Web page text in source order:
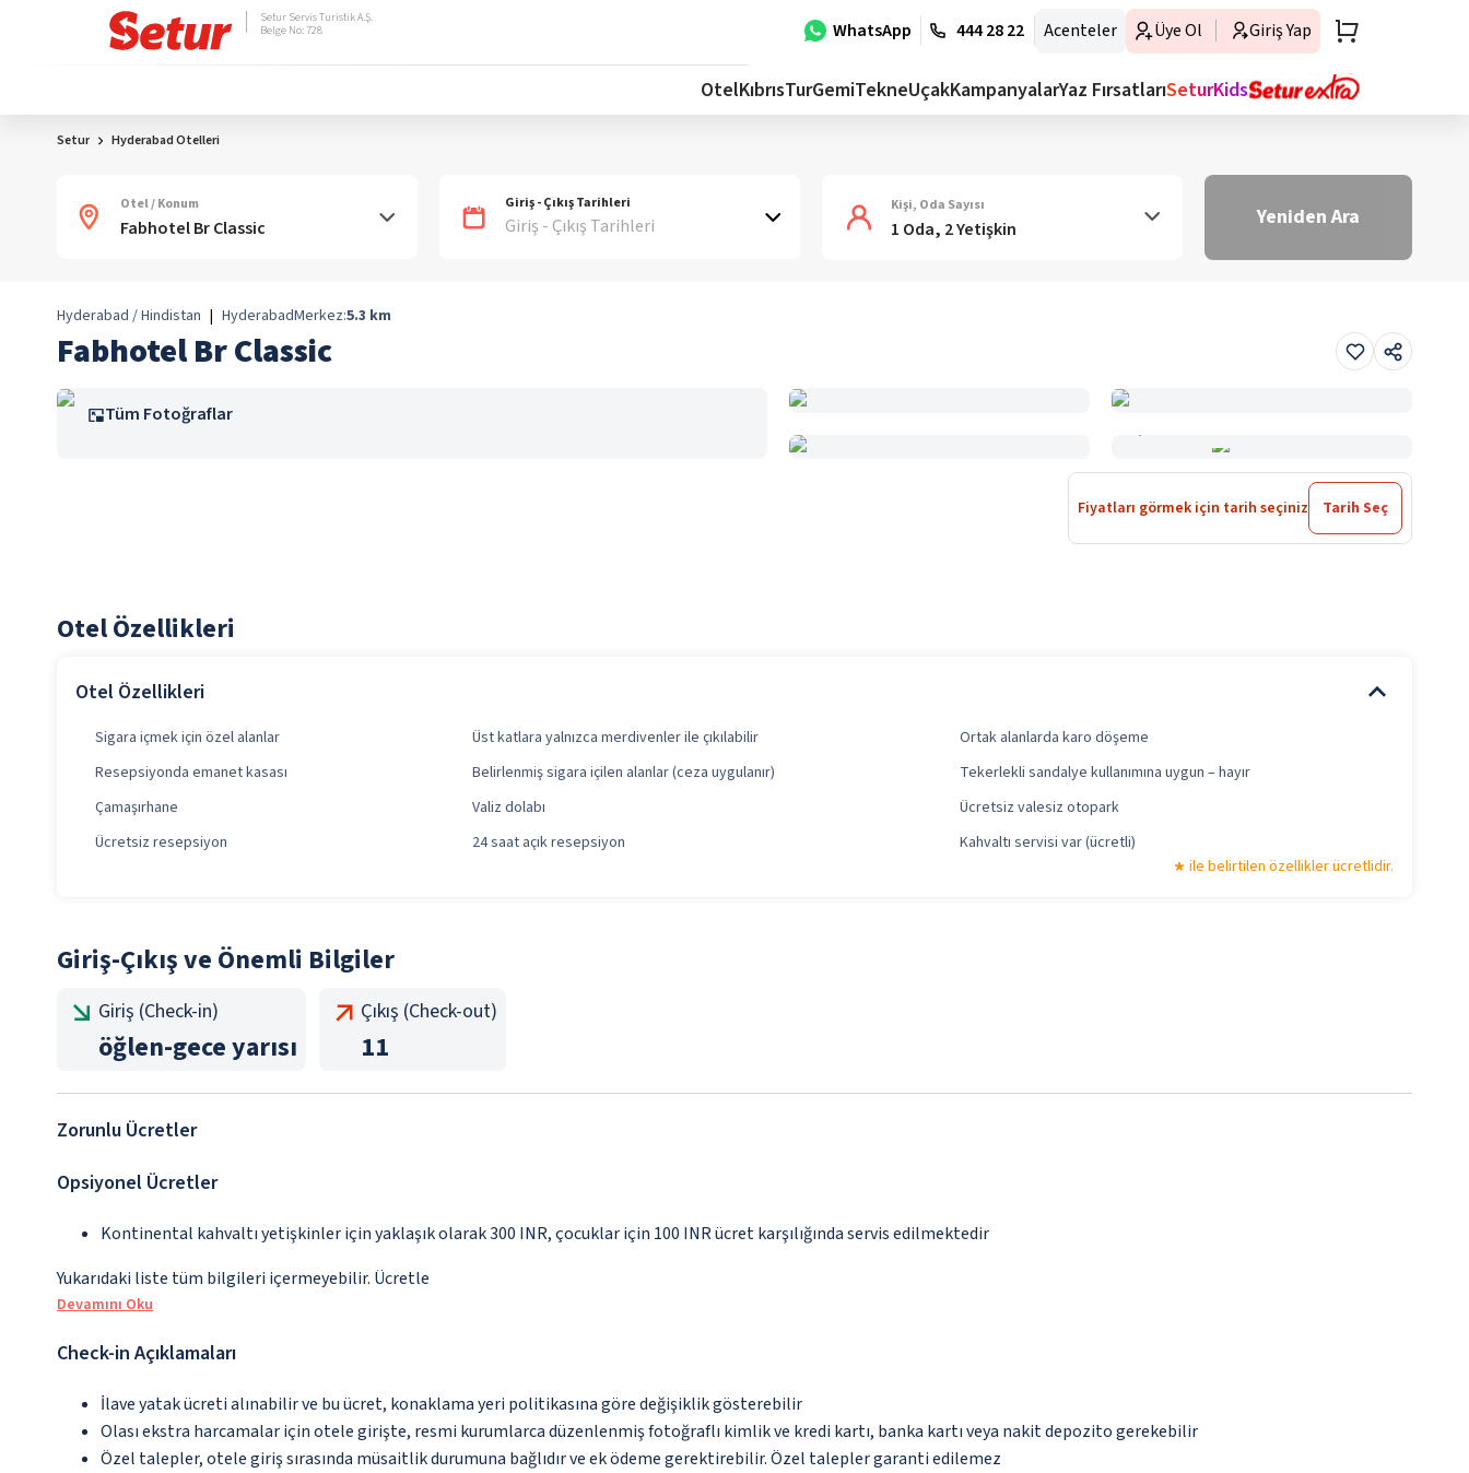
WhatsApp 444 28 22 Acenteler Üye Ol Giriş Yap
Setur Servis Turistik A.Ş.
Belge No: 728
OtelKıbrısTurGemiTekneUçakKampanyalarYaz FırsatlarıSeturKids
Setur Hyderabad Otelleri
Otel / Konum Giriş - Çıkış Tarihleri
Giriş - Çıkış Tarihleri
Kişi, Oda Sayısı
1 Oda, 2 Yetişkin Yeniden Ara
Hyderabad / Hindistan | HyderabadMerkez:5.3 km
Fabhotel Br Classic
Tüm Fotoğraflar
Fiyatları görmek için tarih seçiniz Tarih Seç
Otel Özellikleri
Otel Özellikleri
Sigara içmek için özel alanlar Üst katlara yalnızca merdivenler ile çıkılabilir
Ortak alanlarda karo döşeme
Resepsiyonda emanet kasası
Belirlenmiş sigara içilen alanlar (ceza uygulanır)
Tekerlekli sandalye kullanımına uygun – hayır
Çamaşırhane
Valiz dolabı
Ücretsiz valesiz otopark
Ücretsiz resepsiyon
24 saat açık resepsiyon
Kahvaltı servisi var (ücretli)
ile belirtilen özellikler ücretlidir.
Giriş-Çıkış ve Önemli Bilgiler
Giriş (Check-in)
öğlen-gece yarısı
Çıkış (Check-out)
11
Zorunlu Ücretler
Opsiyonel Ücretler
Kontinental kahvaltı yetişkinler için yaklaşık olarak 300 INR, çocuklar için 100 INR ücret karşılığında servis edilmektedir
Yukarıdaki liste tüm bilgileri içermeyebilir. Ücretle
Devamını Oku
Check-in Açıklamaları
İlave yatak ücreti alınabilir ve bu ücret, konaklama yeri politikasına göre değişiklik gösterebilir
Olası ekstra harcamalar için otele girişte, resmi kurumlarca düzenlenmiş fotoğraflı kimlik ve kredi kartı, banka kartı veya nakit depozito gerekebilir
Özel talepler, otele giriş sırasında müsaitlik durumuna bağlıdır ve ek ödeme gerektirebilir. Özel talepler garanti edilemez